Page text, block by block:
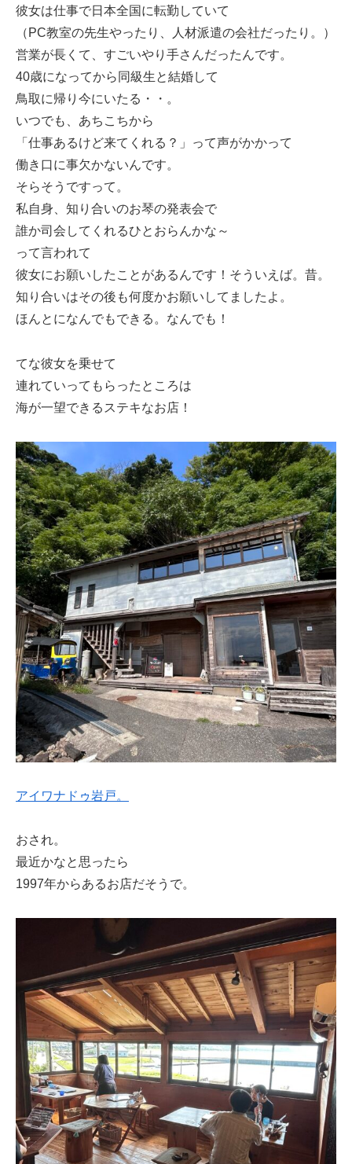
彼女は仕事で日本全国に転勤していて
（PC教室の先生やったり、人材派遣の会社だったり。）
営業が長くて、すごいやり手さんだったんです。
40歳になってから同級生と結婚して
鳥取に帰り今にいたる・・。
いつでも、あちこちから
「仕事あるけど来てくれる？」って声がかかって
働き口に事欠かないんです。
そらそうですって。
私自身、知り合いのお琴の発表会で
誰か司会してくれるひとおらんかな～
って言われて
彼女にお願いしたことがあるんです！そういえば。昔。
知り合いはその後も何度かお願いしてましたよ。
ほんとになんでもできる。なんでも！
てな彼女を乗せて
連れていってもらったところは
海が一望できるステキなお店！
アイワナドゥ岩戸。
おされ。
最近かなと思ったら
1997年からあるお店だそうで。